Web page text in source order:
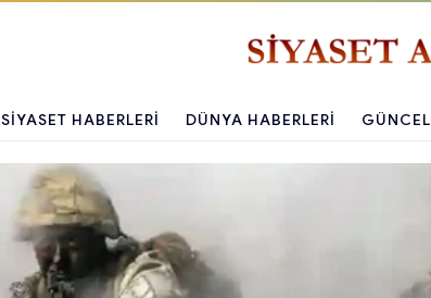
SIYASET HABERLERI DÜNYA HABERLERI GÜNCEL